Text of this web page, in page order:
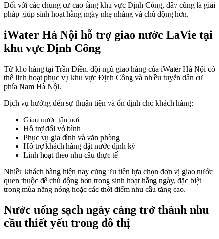
Đối với các chung cư cao tầng khu vực Định Công, đây cũng là giải
pháp giúp sinh hoạt hằng ngày nhẹ nhàng và chủ động hơn.
iWater Hà Nội hỗ trợ giao nước LaVie tại
khu vực Định Công
Từ kho hàng tại Trần Điền, đội ngũ giao hàng của iWater Hà Nội có
thể linh hoạt phục vụ khu vực Định Công và nhiều tuyến dân cư
phía Nam Hà Nội.
Dịch vụ hướng đến sự thuận tiện và ổn định cho khách hàng:
Giao nước tận nơi
Hỗ trợ đổi vỏ bình
Phục vụ gia đình và văn phòng
Hỗ trợ khách hàng đặt nước định kỳ
Linh hoạt theo nhu cầu thực tế
Nhiều khách hàng hiện nay cũng ưu tiên lựa chọn đơn vị giao nước
quen thuộc để chủ động hơn trong sinh hoạt hằng ngày, đặc biệt
trong mùa nắng nóng hoặc các thời điểm nhu cầu tăng cao.
Nước uống sạch ngày càng trở thành nhu
cầu thiết yếu trong đô thị